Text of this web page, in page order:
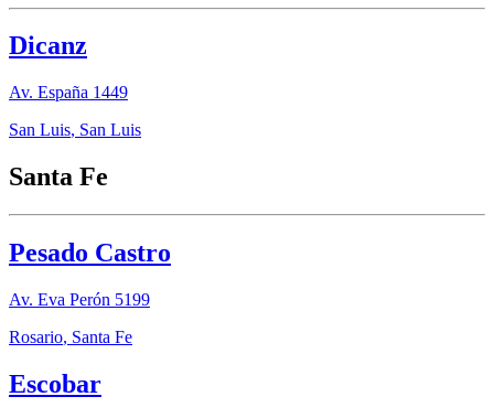
Dicanz
Av. España 1449
San Luis, San Luis
Santa Fe
Pesado Castro
Av. Eva Perón 5199
Rosario, Santa Fe
Escobar